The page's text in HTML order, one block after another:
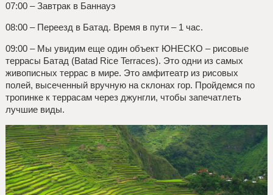
07:00 – Завтрак в Баннауэ
08:00 – Переезд в Батад. Время в пути – 1 час.
09:00 – Мы увидим еще один объект ЮНЕСКО – рисовые
террасы Батад (Batad Rice Terraces). Это одни из самых
живописных террас в мире. Это амфитеатр из рисовых
полей, высеченный вручную на склонах гор. Пройдемся по
тропинке к террасам через джунгли, чтобы запечатлеть
лучшие виды.